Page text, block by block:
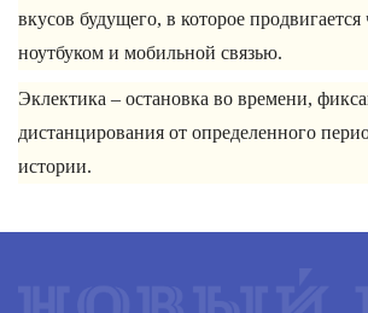
вкусов будущего, в которое продвигается
ноутбуком и мобильной связью.
Эклектика – остановка во времени,
дистанцирования от определенного
истории.